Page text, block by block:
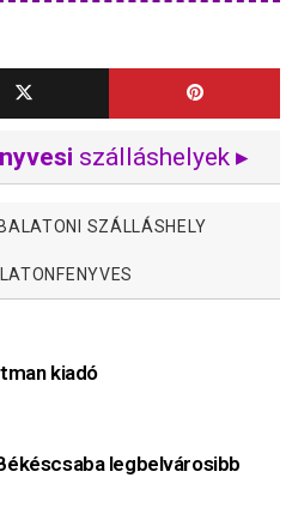
szálláshelyek ▸
BALATONI SZÁLLÁSHELY
kiadó
legbelvárosibb